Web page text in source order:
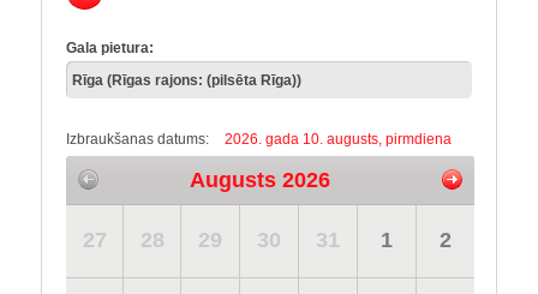
Gala pietura:
Izbraukšanas datums: 2026. gada 10. augusts, pirmdiena
Augusts 2026
27 28 29 30 31 1 2